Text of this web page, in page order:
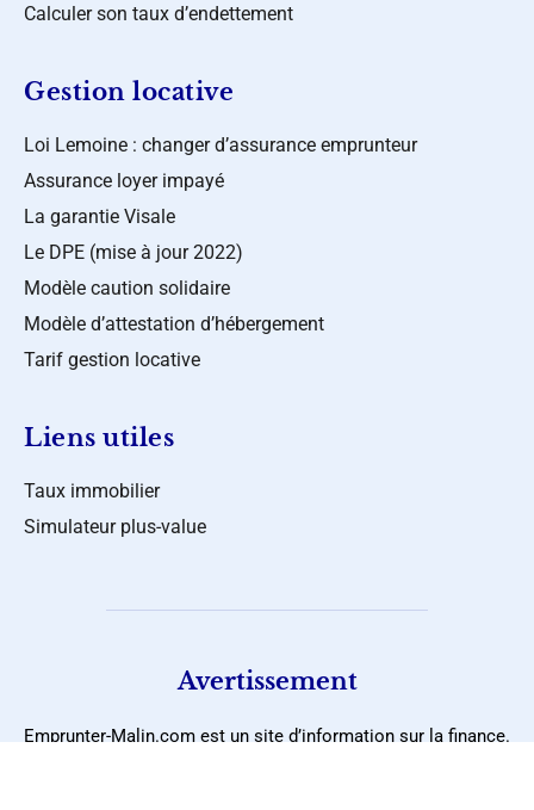
Calculer son taux d’endettement
Gestion locative
Loi Lemoine : changer d’assurance emprunteur
Assurance loyer impayé
La garantie Visale
Le DPE (mise à jour 2022)
Modèle caution solidaire
Modèle d’attestation d’hébergement
Tarif gestion locative
Liens utiles
Taux immobilier
Simulateur plus-value
Avertissement
Emprunter-Malin.com est un site d’information sur la finance.